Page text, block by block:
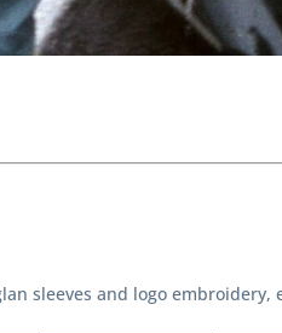
sleeves and logo